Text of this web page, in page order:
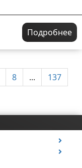
Подробнее
8 ...
137